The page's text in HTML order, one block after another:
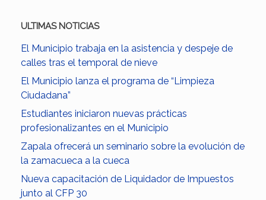
ULTIMAS NOTICIAS
El Municipio trabaja en la asistencia y despeje de
calles tras el temporal de nieve
El Municipio lanza el programa de “Limpieza
Ciudadana”
Estudiantes iniciaron nuevas prácticas
profesionalizantes en el Municipio
Zapala ofrecerá un seminario sobre la evolución de
la zamacueca a la cueca
Nueva capacitación de Liquidador de Impuestos
junto al CFP 30